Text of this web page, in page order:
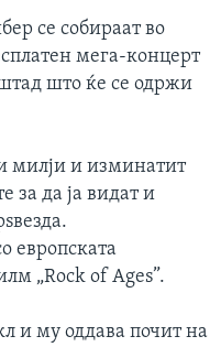
се собираат во
мега-концерт
што ќе се одржи
милји и изминатит
за да ја видат и
европската
„Rock of Ages”.
и му оддава почит на